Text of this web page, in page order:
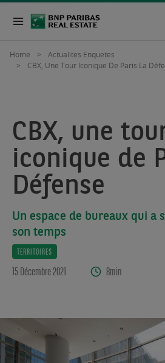
Home
Actualites Enquetes
CBX, Une Tour Iconique De Paris La
CBX, une
iconique de
Défense
Un espace de bureaux qui a
son temps
TERRITOIRES
15 Décembre 2021 8min